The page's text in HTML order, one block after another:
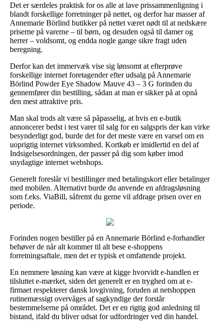
Det er særdeles praktisk for os alle at lave prissammenligning i
blandt forskellige forretninger på nettet, og derfor har masser af
Annemarie Börlind butikker på nettet været nødt til at nedskære
priserne på varerne – til børn, og desuden også til damer og
herrer – voldsomt, og endda nogle gange sikre fragt uden
beregning.
Derfor kan det immervæk vise sig lønsomt at efterprøve
forskellige internet foretagender efter udsalg på Annemarie
Börlind Powder Eye Shadow Mauve 43 – 3 G forinden du
gennemfører din bestilling, sådan at man er sikker på at opnå
den mest attraktive pris.
Man skal trods alt være så påpasselig, at hvis en e-butik
annoncerer bedst i test varer til salg for en salgspris der kan virke
besynderligt god, burde det for det meste være en varsel om en
uoprigtig internet virksomhed. Kortkøb er imidlertid en del af
Indsigelsesordningen, der passer på dig som køber imod
snydagtige internet webshops.
Generelt foreslår vi bestillinger med betalingskort eller betalinger
med mobilen. Alternativt burde du anvende en afdragsløsning
som f.eks. ViaBill, såfremt du gerne vil afdrage prisen over en
periode.
Forinden nogen bestiller på en Annemarie Börlind e-forhandler
behøver de når alt kommer til alt bese e-shoppens
forretningsaftale, men det er typisk et omfattende projekt.
En nemmere løsning kan være at kigge hvorvidt e-handlen er
tilsluttet e-mærket, siden det generelt er en tryghed om at e-
firmaet respekterer dansk lovgivning, foruden at netshoppen
rutinemæssigt overvåges af sagkyndige der forstår
bestemmelserne på området. Det er en rigtig god anledning til
bistand, ifald du bliver udsat for udfordringer ved din handel.